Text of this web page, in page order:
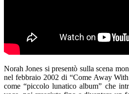
Norah Jones si presentò sulla scena
nel febbraio 2002 di “Come Away
come “piccolo lunatico album” che